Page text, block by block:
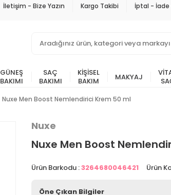
İletişim - Bize Yazın Kargo Takibi İptal - İade
GÜNEŞ
BAKIMI
SAÇ
BAKIMI
KIŞISEL
BAKIM
MAKYAJ
Nuxe Men Boost Nemlendirici Krem 50 ml
Nuxe
Nuxe Men Boost
Ürün Barkodu :3264680046421 Ürün
Öne Çıkan Bilgiler